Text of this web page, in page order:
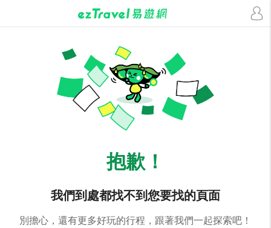
抱歉！
我們到處都找不到您要找的頁面
別擔心，還有更多好玩的行程，跟著我們一起探索吧！